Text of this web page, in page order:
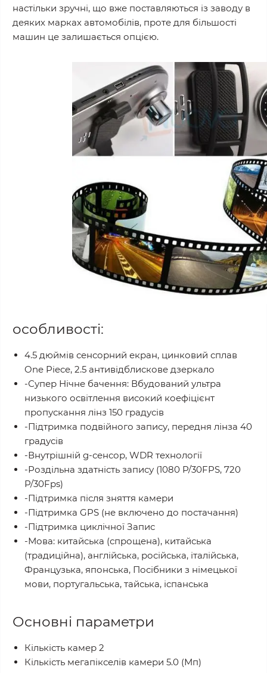
настільки зручні, що вже поставляються із заводу в
деяких марках автомобілів, проте для більшості
машин це залишається опцією.
особливості:
4.5 дюймів сенсорний екран, цинковий сплав
One Piece, 2.5 антивідблискове дзеркало
-Супер Нічне бачення: Вбудований ультра
низького освітлення високий коефіцієнт
пропускання лінз 150 градусів
-Підтримка подвійного запису, передня лінза 40
градусів
-Внутрішній g-сенсор, WDR технології
-Роздільна здатність запису (1080 P/30FPS, 720
P/30Fps)
-Підтримка після зняття камери
-Підтримка GPS (не включено до постачання)
-Підтримка циклічної Запис
-Мова: китайська (спрощена), китайська
(традиційна), англійська, російська, італійська,
Французька, японська, Посібники з німецької
мови, португальська, тайська, іспанська
Основні параметри
Кількість камер 2
Кількість мегапікселів камери 5.0 (Мп)